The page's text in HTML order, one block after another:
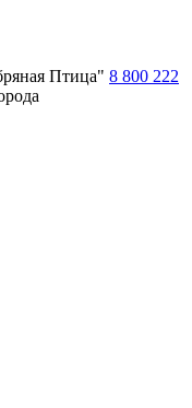
Птица" 8 800 222